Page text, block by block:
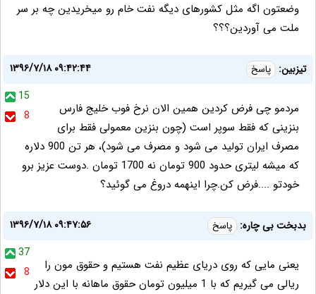
وضعتون اگه مثل کشورهای دیگه نفت خام رو میخریدین چه بر سر
ملت می آوردین؟؟؟
تیزبین: پاسخ
۱۳۹۶/۷/۱۸ ۰۹:۴۲:۴۴
15
8
مردمو چی فرض کردین همین الان نرخ فوب خلیج فارس
بنزینی که فقط سوپر است (چون بنزین معمولی فقط برای
مصرف ایران تولید می شود و مصرف می شود)، هر تن 900 دلاره
که میشه لیتری حدود 900 تومان نه 1700 تومان .دوست عزیز برو
خودتو ....فرض کن.چرا اینهمه دروغ می گوئید؟
بدبخت بی چاره: پاسخ
۱۳۹۶/۷/۱۸ ۰۹:۴۷:۵۶
37
8
یعنی مایی که روی دریای عظیم نفت هستیم و حقوق مون را
ریالی می گیریم که با 1 میلیون تومان حقوق ماهانه با این دلار